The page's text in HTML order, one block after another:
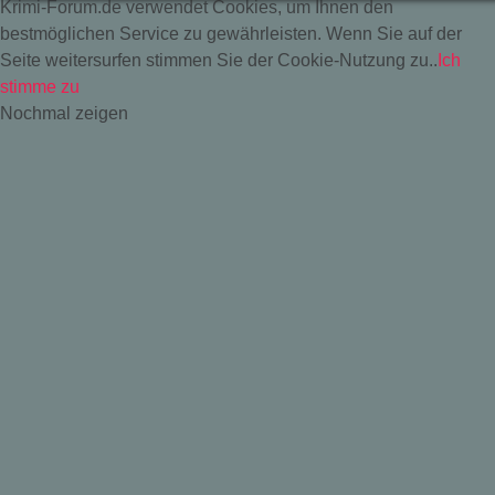
Krimi-Forum.de verwendet Cookies, um Ihnen den
bestmöglichen Service zu gewährleisten. Wenn Sie auf der
Seite weitersurfen stimmen Sie der Cookie-Nutzung zu.. Ich
stimme zu
Nochmal zeigen